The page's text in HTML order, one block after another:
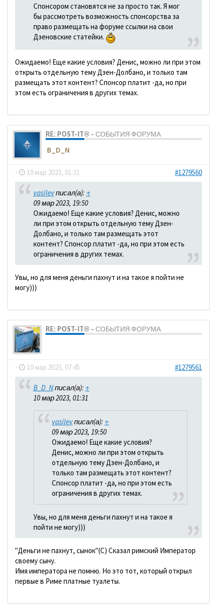
Спонсором становятся не за просто так. Я мог
бы рассмотреть возможность спонсорства за
право размещать на форуме ссылки на свои
Дзеновские статейки.
Ожидаемо! Еще какие условия? Денис, можно ли при этом
открыть отдельную тему Дзен-Долбано, и только там
размещать этот контент? Спонсор платит -да, но при
этом есть ограничения в других темах.
RE: POST-IT® - СОБЫТИЯ ФОРУМА
B_D_N
- 10 мар 2023, 01:31 #1279560
vasilevписал(а): ↑
09 мар 2023, 19:50
Ожидаемо! Еще какие условия? Денис, можно
ли при этом открыть отдельную тему Дзен-
Долбано, и только там размещать этот
контент? Спонсор платит -да, но при этом есть
ограничения в других темах.
Увы, но для меня деньги пахнут и на такое я пойти не
могу)))
RE: POST-IT® - СОБЫТИЯ ФОРУМА
- 10 мар 2023, 07:45 #1279561
B_D_Nписал(а): ↑
10 мар 2023, 01:31
vasilevписал(а): ↑
09 мар 2023, 19:50
Ожидаемо! Еще какие условия?
Денис, можно ли при этом открыть
отдельную тему Дзен-Долбано, и
только там размещать этот контент?
Спонсор платит -да, но при этом есть
ограничения в других темах.
Увы, но для меня деньги пахнут и на такое я
пойти не могу)))
"Деньги не пахнут, сынок"(С) Сказал римский Император
своему сыну.
Имя императора не помню. Но это тот, который открыл
первые в Риме платные туалеты.